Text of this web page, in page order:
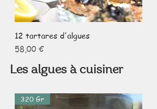
12 tartares d'algues
Prix
58,00 €
Les algues à cuisiner
320 Gr